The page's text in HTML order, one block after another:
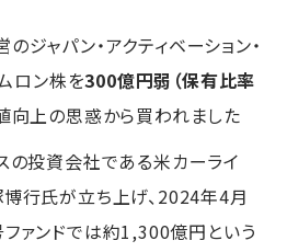
のジャパン・アクティベーション・
ロン株を300億円弱（保有比率
向上の思惑から買われました
投資会社である米カーライ
行氏が立ち上げ、2024年4月
ァンドでは約1,300億円という